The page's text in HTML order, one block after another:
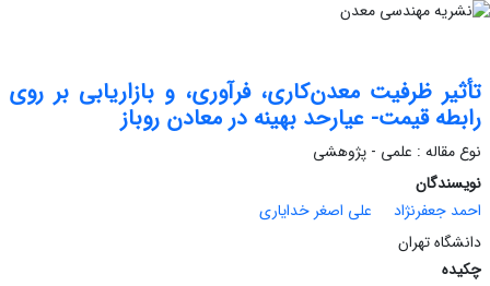
تأثیر ظرفیت معدن‌کاری، فرآوری، و بازاریابی بر روی
رابطه قیمت- عیارحد بهینه در معادن روباز
نوع مقاله : علمی - پژوهشی
نویسندگان
احمد جعفرنژاد
علی اصغر خدایاری
دانشگاه تهران
چکیده